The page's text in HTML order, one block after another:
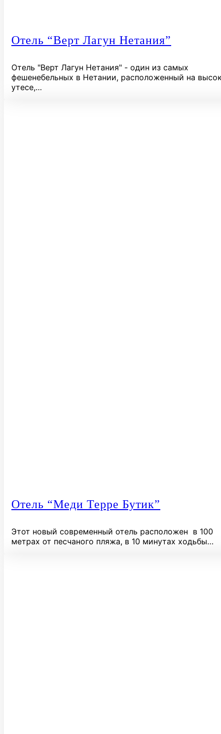
Отель “Верт Лагун Нетания”
Отель "Верт Лагун Нетания" - один из самых
фешенебельных в Нетании, расположенный на
утесе,…
Отель “Меди Терре Бутик”
Этот новый современный отель расположен в 100
метрах от песчаного пляжа, в 10 минутах ходьбы…